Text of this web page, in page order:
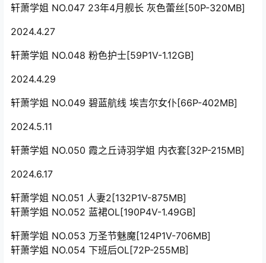
轩萧学姐 NO.047 23年4月舰长 灰色蕾丝[50P-320MB]
2024.4.27
轩萧学姐 NO.048 粉色护士[59P1V-1.12GB]
2024.4.29
轩萧学姐 NO.049 碧蓝航线 埃吉尔女仆[66P-402MB]
2024.5.11
轩萧学姐 NO.050 霞之丘诗羽学姐 内衣套[32P-215MB]
2024.6.17
轩萧学姐 NO.051 人妻2[132P1V-875MB]
轩萧学姐 NO.052 蓝裙OL[190P4V-1.49GB]
轩萧学姐 NO.053 万圣节魅魔[124P1V-706MB]
轩萧学姐 NO.054 下班后OL[72P-255MB]